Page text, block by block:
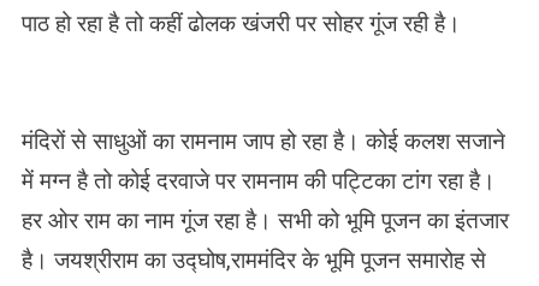
पाठ हो रहा है तो कहीं ढोलक खंजरी पर सोहर गूंज रही है।
मंदिरों से साधुओं का रामनाम जाप हो रहा है। कोई कलश सजाने
में मग्न है तो कोई दरवाजे पर रामनाम की पट्टिका टांग रहा है।
हर ओर राम का नाम गूंज रहा है। सभी को भूमि पूजन का इंतजार
है। जयश्रीराम का उद्घोष,राममंदिर के भूमि पूजन समारोह से